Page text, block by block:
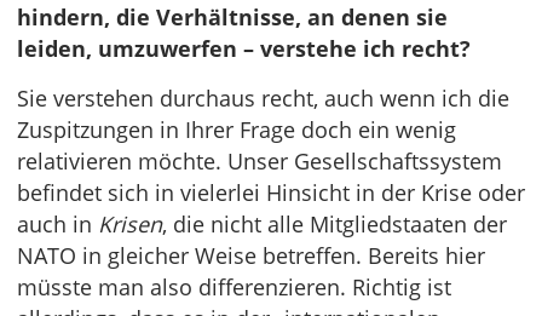
hindern, die Verhältnisse, an denen sie
leiden, umzuwerfen – verstehe ich recht?
Sie verstehen durchaus recht, auch wenn ich die
Zuspitzungen in Ihrer Frage doch ein wenig
relativieren möchte. Unser Gesellschaftssystem
befindet sich in vielerlei Hinsicht in der Krise oder
auch in Krisen, die nicht alle Mitgliedstaaten der
NATO in gleicher Weise betreffen. Bereits hier
müsste man also differenzieren. Richtig ist